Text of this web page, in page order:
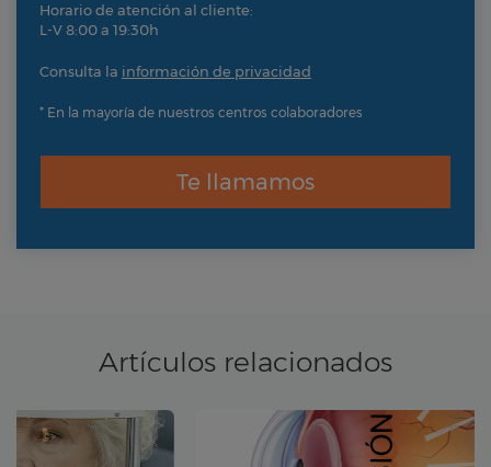
Horario de atención al cliente:
L-V 8:00 a 19:30h
Consulta la información de privacidad
* En la mayoría de nuestros centros colaboradores
Te llamamos
Artículos relacionados